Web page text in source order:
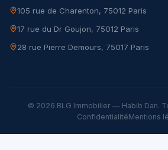
105 rue de Charenton, 75012 Paris
17 rue du Dr Goujon, 75012 Paris
28 rue Pierre Demours, 75017 Paris
© 2026 BLG Immobilier — Habib Dan.
ConfidentialitéMentions